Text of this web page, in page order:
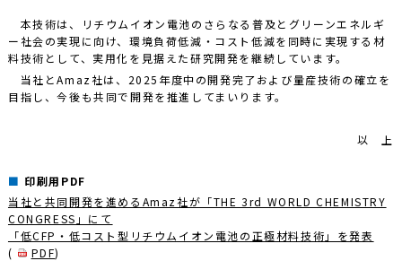
本技術は、リチウムイオン電池のさらなる普及とグリーンエネルギ
ー社会の実現に向け、環境負荷低減・コスト低減を同時に実現する材
料技術として、実用化を見据えた研究開発を継続しています。
当社とAmaz社は、2025年度中の開発完了および量産技術の確立を
目指し、今後も共同で開発を推進してまいります。
以 上
印刷用PDF
当社と共同開発を進めるAmaz社が「THE 3rd WORLD CHEMISTRY
CONGRESS」にて
「低CFP・低コスト型リチウムイオン電池の正極材料技術」を発表
(
PDF)